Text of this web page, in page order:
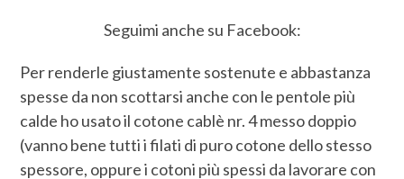
Seguimi anche su Facebook:
Per renderle giustamente sostenute e abbastanza
spesse da non scottarsi anche con le pentole più
calde ho usato il cotone cablè nr. 4 messo doppio
(vanno bene tutti i filati di puro cotone dello stesso
spessore, oppure i cotoni più spessi da lavorare con